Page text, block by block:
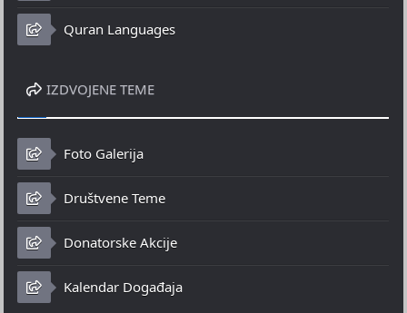
Quran Languages
IZDVOJENE TEME
Foto Galerija
Društvene Teme
Donatorske Akcije
Kalendar Događaja